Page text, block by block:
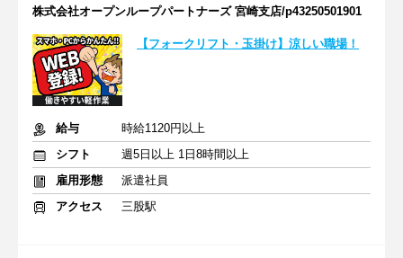
株式会社オープンループパートナーズ 宮崎支店/p43250501901
【フォークリフト・玉掛け】涼しい職場！
給与
時給1120円以上
シフト
週5日以上 1日8時間以上
雇用形態
派遣社員
アクセス
三股駅